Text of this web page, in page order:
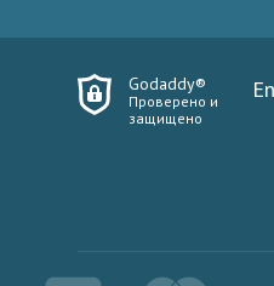
Godaddy®
Проверено и
защищено